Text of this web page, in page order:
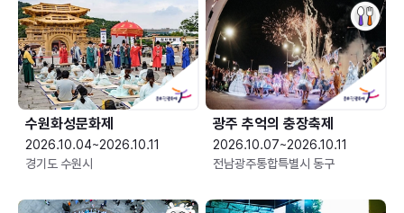
수원화성문화제
2026.10.04~2026.10.11
경기도 수원시
광주 추억의 충장축제
2026.10.07~2026.10.11
전남광주통합특별시 동구